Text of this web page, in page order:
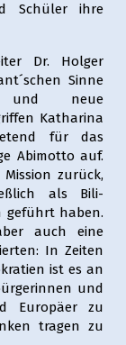
Schüler ihre
Dr. Holger
Sinne
neue
Katharina
für das
Abimotto auf.
zurück,
als Bili-
geführt haben.
auch eine
In Zeiten
ist es an
und
Europäer zu
tragen zu